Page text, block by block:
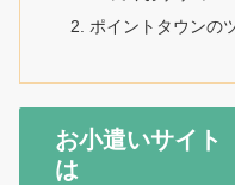
ポイントタウンの
お小遣いサイト
は